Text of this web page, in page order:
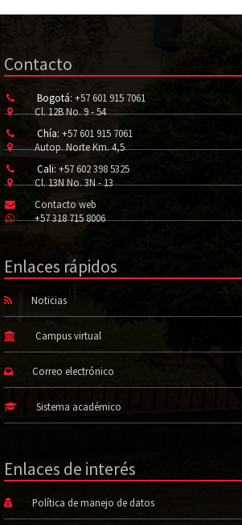
Contacto
Bogotá: +57 601 915 7061
Cl. 12B No. 9 - 54
Chía: +57 601 915 7061
Autop. Norte Km. 4,5
Cali: +57 602 398 5325
Cl. 13N No. 3N - 13
Contacto web
+57 318 715 8006
Enlaces rápidos
Noticias
Campus virtual
Correo electrónico
Sistema académico
Enlaces de interés
Política de manejo de datos